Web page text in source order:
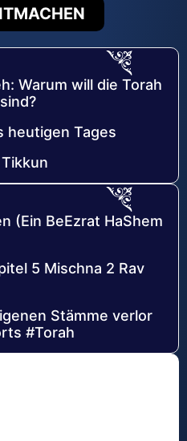
Warum will die Torah
heutigen Tages
(Ein BeEzrat HaShem
5 Mischna 2 Rav
Stämme verlor
#Torah